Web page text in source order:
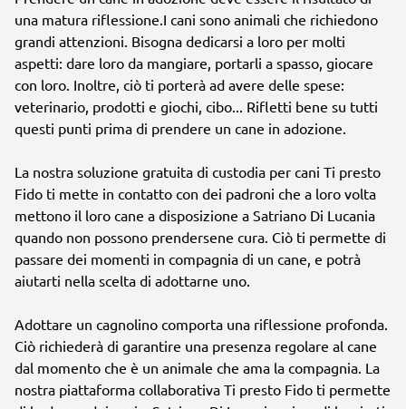
una matura riflessione.I cani sono animali che richiedono
grandi attenzioni. Bisogna dedicarsi a loro per molti
aspetti: dare loro da mangiare, portarli a spasso, giocare
con loro. Inoltre, ciò ti porterà ad avere delle spese:
veterinario, prodotti e giochi, cibo... Rifletti bene su tutti
questi punti prima di prendere un cane in adozione.
La nostra soluzione gratuita di custodia per cani Ti presto
Fido ti mette in contatto con dei padroni che a loro volta
mettono il loro cane a disposizione a Satriano Di Lucania
quando non possono prendersene cura. Ciò ti permette di
passare dei momenti in compagnia di un cane, e potrà
aiutarti nella scelta di adottarne uno.
Adottare un cagnolino comporta una riflessione profonda.
Ciò richiederà di garantire una presenza regolare al cane
dal momento che è un animale che ama la compagnia. La
nostra piattaforma collaborativa Ti presto Fido ti permette